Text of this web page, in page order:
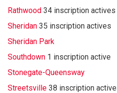
Rathwood 34 inscription actives
Sheridan 35 inscription actives
Sheridan Park
Southdown 1 inscription active
Stonegate-Queensway
Streetsville 38 inscription